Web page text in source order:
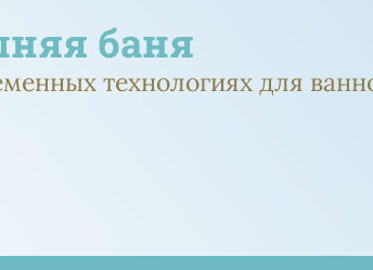
баня
технологиях для